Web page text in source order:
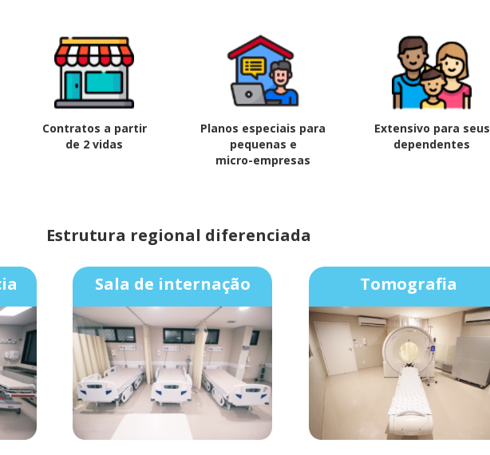
Contratos a partir
de 2 vidas
Planos especiais para
pequenas e
micro-empresas
Extensivo para seus
dependentes
Estrutura regional diferenciada
Sala de internação Tomografia